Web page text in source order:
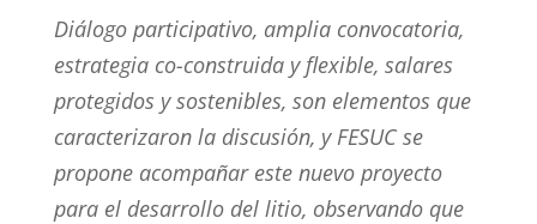
Diálogo participativo, amplia convocatoria,
estrategia co-construida y flexible, salares
protegidos y sostenibles, son elementos que
caracterizaron la discusión, y FESUC se
propone acompañar este nuevo proyecto
para el desarrollo del litio, observando que